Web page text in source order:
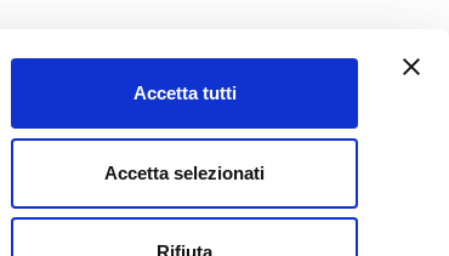
Accetta tutti
Accetta selezionati
Rifiuta